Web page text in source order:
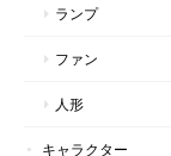
ランプ
ファン
人形
キャラクター